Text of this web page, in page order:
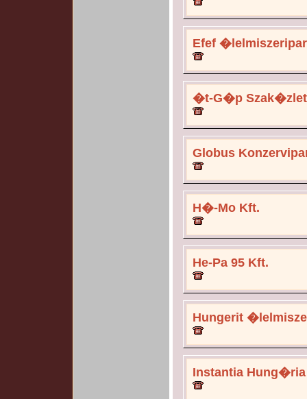
Efef
�t-G�p Szak�zlet
Globus
H�-Mo Kft.
He-Pa 95 Kft.
Hungerit
Instantia